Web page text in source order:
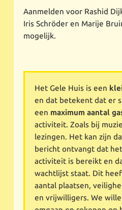
Aanmelden voor Rashid
Iris Schröder en Marije
mogelijk.
Het Gele Huis is een
en dat betekent dat er
een maximum aantal
activiteit. Zoals bij
lezingen. Het kan zijn
bericht ontvangt dat
activiteit is bereikt en
wachtlijst staat. Dit
aantal plaatsen,
en vrijwilligers. We